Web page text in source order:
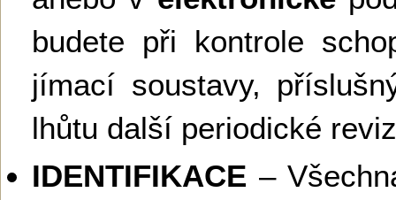
budete při kontrole
jímací soustavy,
lhůtu další periodické
IDENTIFIKACE –